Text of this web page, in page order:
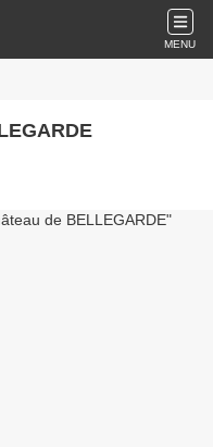
MENU